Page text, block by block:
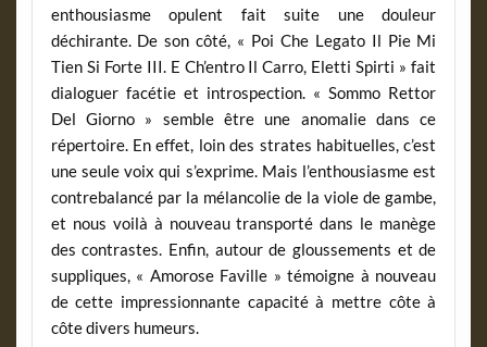
enthousiasme opulent fait suite une douleur
déchirante. De son côté, « Poi Che Legato Il Pie Mi
Tien Si Forte III. E Ch’entro Il Carro, Eletti Spirti » fait
dialoguer facétie et introspection. « Sommo Rettor
Del Giorno » semble être une anomalie dans ce
répertoire. En effet, loin des strates habituelles, c’est
une seule voix qui s’exprime. Mais l’enthousiasme est
contrebalancé par la mélancolie de la viole de gambe,
et nous voilà à nouveau transporté dans le manège
des contrastes. Enfin, autour de gloussements et de
suppliques, « Amorose Faville » témoigne à nouveau
de cette impressionnante capacité à mettre côte à
côte divers humeurs.